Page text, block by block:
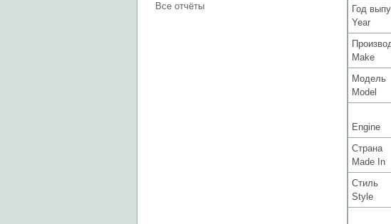
Все отчёты
Год
Year
Make
Модель
Model
Engine
Страна
Made In
Стиль
Style